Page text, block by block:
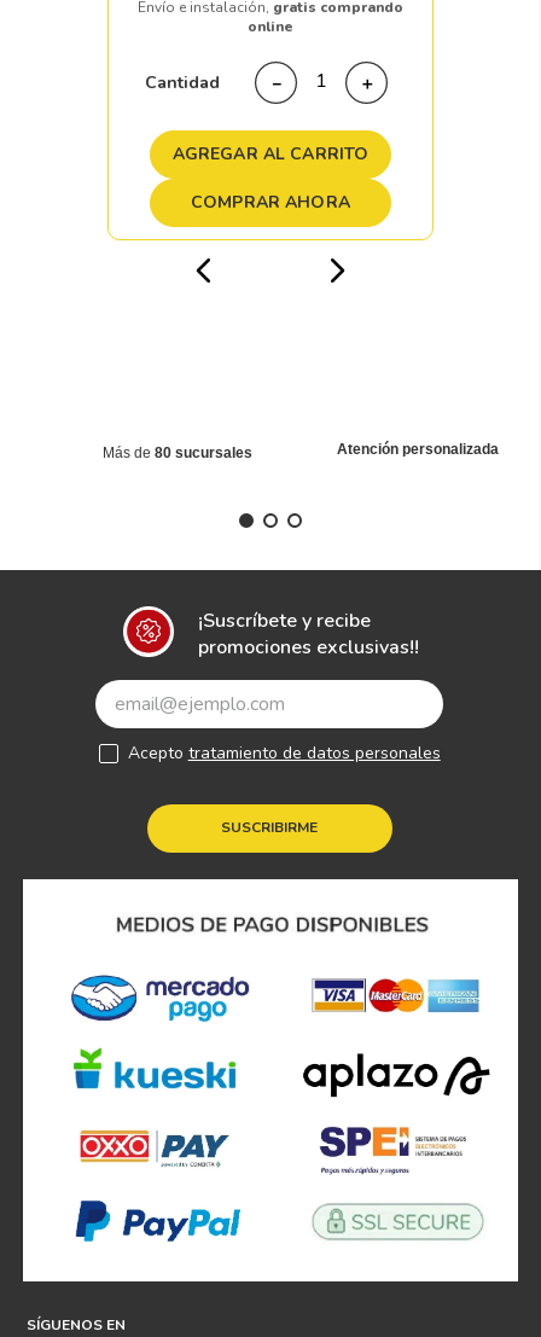
Llanta 215/45 R18 MICHELIN
PRIMACY 5 93W
Disponibilidad
Nacional
+ 100pzs
3590 $5983 .33 -40 %
Envío e instalación,gratis comprando
COMPRAR AHORA
Más de Atención personalizada
¡Suscríbete y recibe
promociones exclusivas!!
SUSCRIBIRME
Aceptotratamiento de datos personales